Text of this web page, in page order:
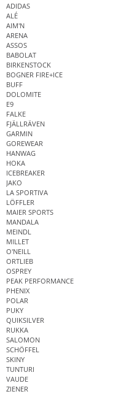
ADIDAS
ALÉ
AIM'N
ARENA
ASSOS
BABOLAT
BIRKENSTOCK
BOGNER FIRE+ICE
BUFF
DOLOMITE
E9
FALKE
FJÄLLRÄVEN
GARMIN
GOREWEAR
HANWAG
HOKA
ICEBREAKER
JAKO
LA SPORTIVA
LÖFFLER
MAIER SPORTS
MANDALA
MEINDL
MILLET
O'NEILL
ORTLIEB
OSPREY
PEAK PERFORMANCE
PHENIX
POLAR
PUKY
QUIKSILVER
RUKKA
SALOMON
SCHÖFFEL
SKINY
TUNTURI
VAUDE
ZIENER